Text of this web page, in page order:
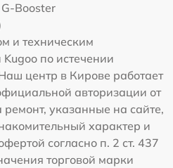
Booster
и техническим
по истечении
центр в Кирове работает
авторизации от
указанные на сайте,
характер и
согласно п. 2 ст. 437
торговой марки